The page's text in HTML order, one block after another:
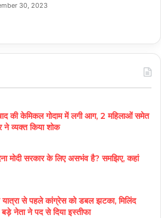
30, 2023
की केमिकल गोदाम में लगी आग, 2 महिलाओं समेत
ने व्यक्त किया शोक
मोदी सरकार के लिए असभंव है? समझिए, कहां
से पहले कांग्रेस को डबल झटका, मिलिंद
नेता ने पद से दिया इस्तीफा